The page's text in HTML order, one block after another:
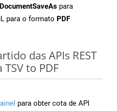
para
para o formato PDF
das APIs REST
to PDF
para obter cota de API